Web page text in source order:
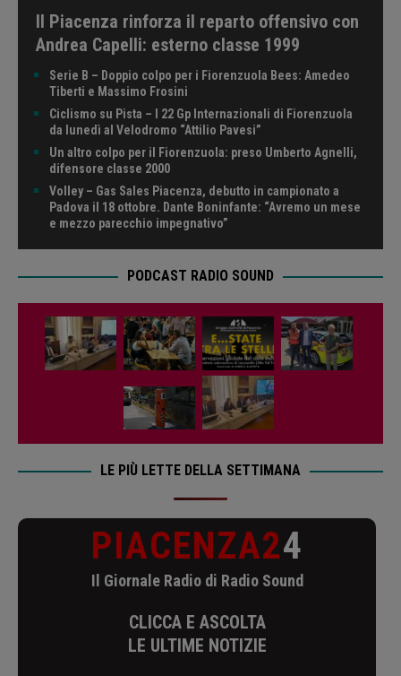
Il Piacenza rinforza il reparto offensivo con
Andrea Capelli: esterno classe 1999
Serie B – Doppio colpo per i Fiorenzuola Bees: Amedeo
Tiberti e Massimo Frosini
Ciclismo su Pista – I 22 Gp Internazionali di Fiorenzuola
da lunedì al Velodromo “Attilio Pavesi”
Un altro colpo per il Fiorenzuola: preso Umberto Agnelli,
difensore classe 2000
Volley – Gas Sales Piacenza, debutto in campionato a
Padova il 18 ottobre. Dante Boninfante: “Avremo un mese
e mezzo parecchio impegnativo”
PODCAST RADIO SOUND
LE PIÙ LETTE DELLA SETTIMANA
PIACENZA24
Il Giornale Radio di Radio Sound
CLICCA E ASCOLTA
LE ULTIME NOTIZIE